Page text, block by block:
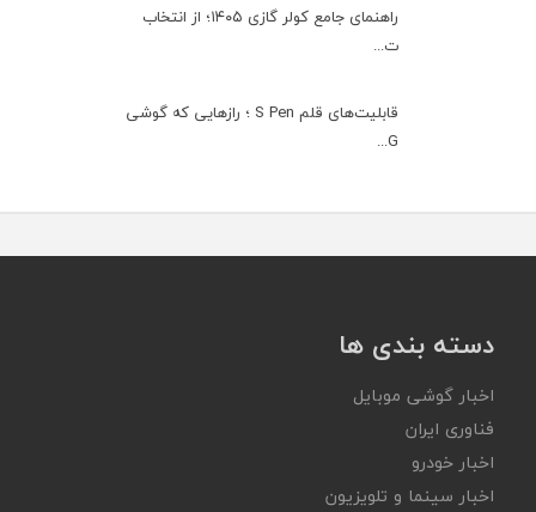
راهنمای جامع کولر گازی ۱۴۰۵؛ از انتخاب
ت...
قابلیت‌های قلم S Pen ؛ رازهایی که گوشی
G...
دسته بندی ها
اخبار گوشی موبایل
فناوری ایران
اخبار خودرو
اخبار سینما و تلویزیون